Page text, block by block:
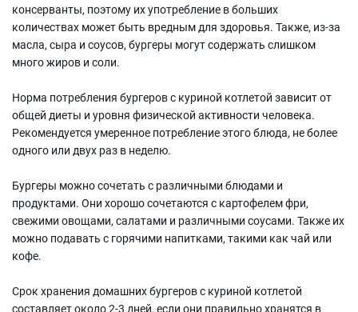
консерванты, поэтому их употребление в больших
количествах может быть вредным для здоровья. Также, из-за
масла, сыра и соусов, бургеры могут содержать слишком
много жиров и соли.
Норма потребления бургеров с куриной котлетой зависит от
общей диеты и уровня физической активности человека.
Рекомендуется умеренное потребление этого блюда, не более
одного или двух раз в неделю.
Бургеры можно сочетать с различными блюдами и
продуктами. Они хорошо сочетаются с картофелем фри,
свежими овощами, салатами и различными соусами. Также их
можно подавать с горячими напитками, такими как чай или
кофе.
Срок хранения домашних бургеров с куриной котлетой
составляет около 2-3 дней, если они правильно хранятся в